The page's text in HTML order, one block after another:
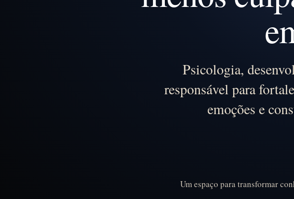
Psicologia,
responsável para
emoções e
Um espaço para transformar